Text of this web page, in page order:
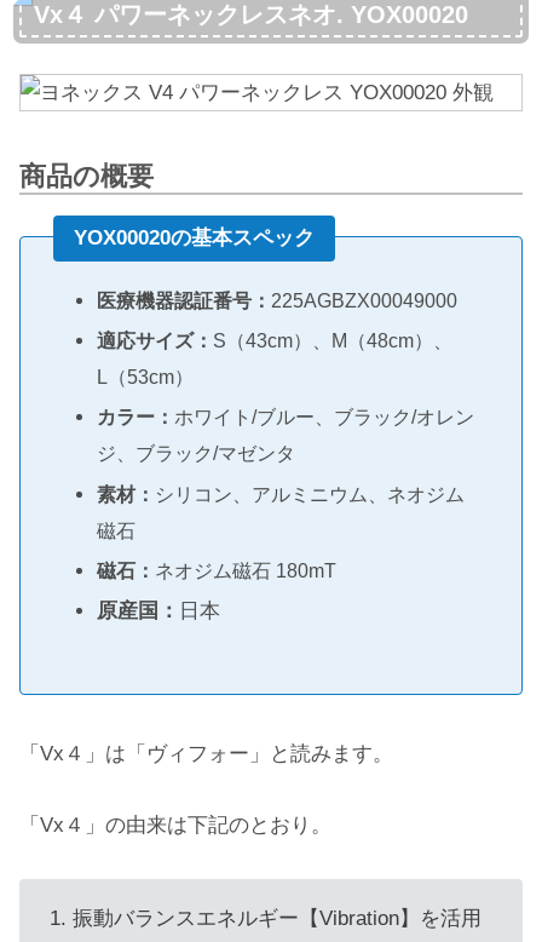
Vx４ パワーネックレスネオ. YOX00020
商品の概要
YOX00020の基本スペック
医療機器認証番号： 225AGBZX00049000
適応サイズ： S（43cm）、M（48cm）、
L（53cm）
カラー： ホワイト/ブルー、ブラック/オレン
ジ、ブラック/マゼンタ
素材： シリコン、アルミニウム、ネオジム
磁石
磁石： ネオジム磁石 180mT
原産国： 日本
「Vx４」は「ヴィフォー」と読みます。
「Vx４」の由来は下記のとおり。
振動バランスエネルギー【Vibration】を活用